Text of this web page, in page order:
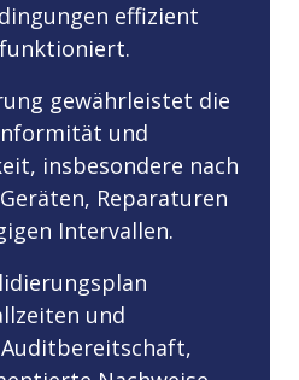
effizient
gewährleistet die
und
insbesondere nach
Reparaturen
Intervallen.
und